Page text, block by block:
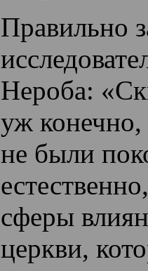
Правильно
Нероба:
уж
не были
сферы
церкви,